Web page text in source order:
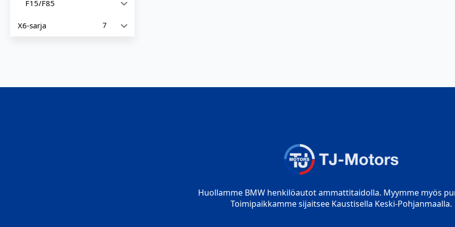
F15/F85
X6-sarja 7
Huollamme BMW henkilöautot ammattitaidolla. Myymme myös
Toimipaikkamme sijaitsee Kaustisella Keski-Pohjanmaalla.